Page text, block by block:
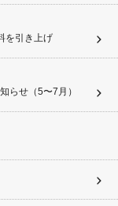
を引き上げ
らせ（5〜7月）